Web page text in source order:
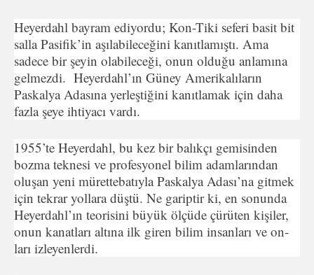
Heyerdahl bayram ediyordu; Kon-Tiki seferi basit bit
salla Pasifik’in aşılabileceğini kanıtlamıştı. Ama
sadece bir şeyin olabileceği, onun olduğu anlamına
gelmezdi. Heyerdahl’ın Güney Amerikalıların
Paskalya Adasına yerleştiğini kanıtlamak için daha
fazla şeye ihtiyacı vardı.
1955’te Heyerdahl, bu kez bir balıkçı gemisinden
bozma tek­nesi ve profesyonel bilim adamlarından
oluşan yeni müretteba­tıyla Paskalya Adası’na gitmek
için tekrar yollara düştü. Ne ga­riptir ki, en sonunda
Heyerdahl’ın teorisini büyük ölçüde çürü­ten kişiler,
onun kanatları altına ilk giren bilim insanları ve on­
ları izleyenlerdi.